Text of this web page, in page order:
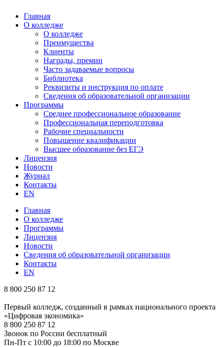
Главная
О колледже
О колледже
Преимущества
Клиенты
Награды, премии
Часто задаваемые вопросы
Библиотека
Реквизиты и инструкция по оплате
Сведения об образовательной организации
Программы
Среднее профессиональное образование
Профессиональная переподготовка
Рабочие специальности
Повышение квалификации
Высшее образование без ЕГЭ
Лицензия
Новости
Журнал
Контакты
EN
Главная
О колледже
Программы
Лицензия
Новости
Сведения об образовательной организации
Контакты
EN
8 800 250 87 12
Первый колледж, созданный в рамках национального проекта
«Цифровая экономика»
8 800 250 87 12
Звонок по России бесплатный
Пн-Пт с 10:00 до 18:00 по Москве